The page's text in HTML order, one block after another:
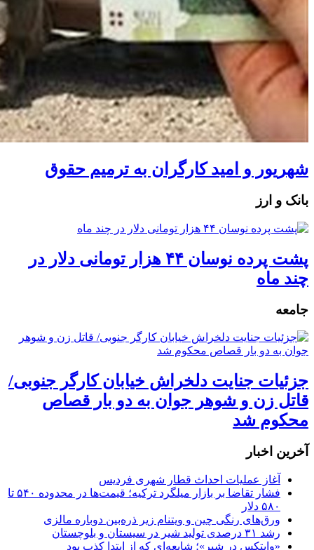
شهریور و امید کارگران به ترمیم حقوق
بانک و ارز
پشت پرده نوسان ۴۴ هزار تومانی دلار در
چند ماه
جامعه
جزئیات جنایت دلخراش خیابان کارگر جنوبی/
قاتل زن و شوهر جوان به دو بار قصاص
محکوم شد
آخرین اخبار
آغاز عملیات احداث قطار شهری فردیس
فشار تقاضا بر بازار میلگرد ترکیه؛ قیمت‌ها در محدوده ۵۴۰ تا
۵۸۰ دلار
ورق‌های رنگی چین و ویتنام زیر ذره‌بین دوباره مالزی
رشد ۳۱ درصدی تولید شیر در سیستان و بلوچستان
«وایتکس در شیر»؛ شایعه‌ای که از ابتدا کذب بود